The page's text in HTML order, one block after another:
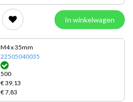
In winkelwagen
M4 x 35mm
22505040035
500
€ 39,13
€ 7,83